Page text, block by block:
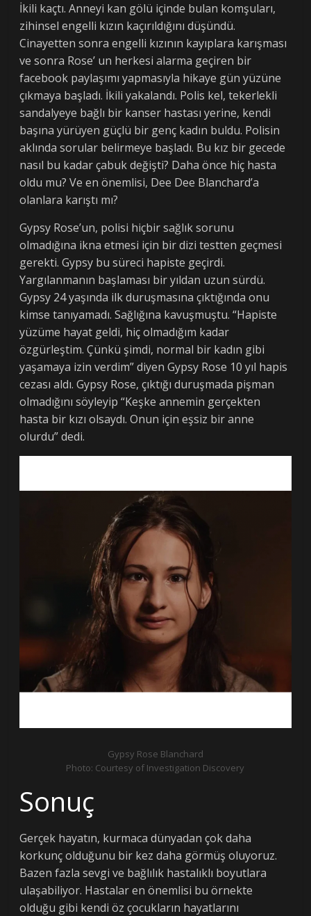
İkili kaçtı. Anneyi kan gölü içinde bulan komşuları,
zihinsel engelli kızın kaçırıldığını düşündü.
Cinayetten sonra engelli kızının kayıplara karışması
ve sonra Rose’ un herkesi alarma geçiren bir
facebook paylaşımı yapmasıyla hikaye gün yüzüne
çıkmaya başladı. İkili yakalandı. Polis kel, tekerlekli
sandalyeye bağlı bir kanser hastası yerine, kendi
başına yürüyen güçlü bir genç kadın buldu. Polisin
aklında sorular belirmeye başladı. Bu kız bir gecede
nasıl bu kadar çabuk değişti? Daha önce hiç hasta
oldu mu? Ve en önemlisi, Dee Dee Blanchard’a
olanlara karıştı mı?
Gypsy Rose’un, polisi hiçbir sağlık sorunu
olmadığına ikna etmesi için bir dizi testten geçmesi
gerekti. Gypsy bu süreci hapiste geçirdi.
Yargılanmanın başlaması bir yıldan uzun sürdü.
Gypsy 24 yaşında ilk duruşmasına çıktığında onu
kimse tanıyamadı. Sağlığına kavuşmuştu. “Hapiste
yüzüme hayat geldi, hiç olmadığım kadar
özgürleştim. Çünkü şimdi, normal bir kadın gibi
yaşamaya izin verdim” diyen Gypsy Rose 10 yıl hapis
cezası aldı. Gypsy Rose, çıktığı duruşmada pişman
olmadığını söyleyip “Keşke annemin gerçekten
hasta bir kızı olsaydı. Onun için eşsiz bir anne
olurdu” dedi.
Gypsy Rose Blanchard
Photo: Courtesy of Investigation Discovery
Sonuç
Gerçek hayatın, kurmaca dünyadan çok daha
korkunç olduğunu bir kez daha görmüş oluyoruz.
Bazen fazla sevgi ve bağlılık hastalıklı boyutlara
ulaşabiliyor. Hastalar en önemlisi bu örnekte
olduğu gibi kendi öz çocukların hayatlarını